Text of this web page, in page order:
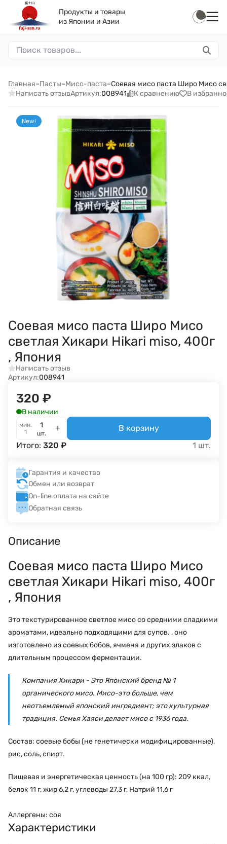
Продукты и товары
из Японии и Азии
Главная–Пасты–Мисо-паста–Соевая мисо паста Широ Мисо
Написать отзывАртикул:008941 К сравнению В
New!
Соевая мисо паста Широ Мисо
светлая Хикари Hikari miso, 400г
, Япония
Написать отзыв
Артикул:008941
320 ₽
В наличии
мин.
1
шт.
В корзину
Итого: 320 ₽ 1 шт.
Гарантия и качество
Обмен или возврат
On-line оплата на сайте
Обратная связь
Описание
Соевая мисо паста Широ Мисо
светлая Хикари Hikari miso, 400г
, Япония
Это текстурированное светлое мисо со средними сладкими
ароматами, идеально подходящими для супов. , оно
изготовлено из соевых бобов, ячменя и других злаков с
длительным процессом ферментации.
Компания Хикари - Это Японский бренд № 1
органического мисо. Мисо-это больше, чем
неотъемлемый японский ингредиент; это культурная
традиция. Семья Хаяси делает мисо с 1936 года.
Состав: соевые бобы (не генетически модифицированные),
рис, соль, спирт.
Пищевая и энергетическая ценность (на 100 гр): 209 ккал,
белок 11 г, жир 6,2 г, углеводы 27,3 г, Натрий 11,6 г
Аллергены: соя
Характеристики